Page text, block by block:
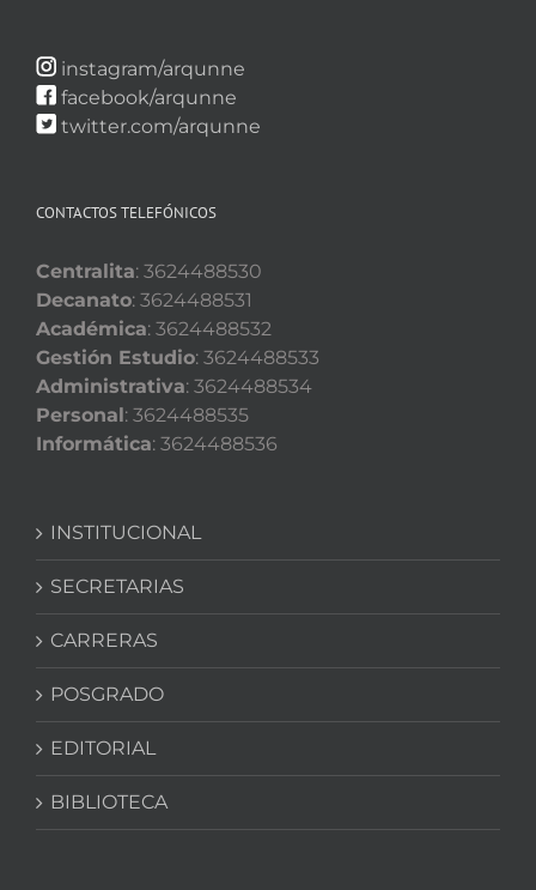
instagram/arqunne
facebook/arqunne
twitter.com/arqunne
CONTACTOS TELEFÓNICOS
Centralita: 3624488530
Decanato: 3624488531
Académica: 3624488532
Gestión Estudio: 3624488533
Administrativa: 3624488534
Personal: 3624488535
Informática: 3624488536
INSTITUCIONAL
SECRETARIAS
CARRERAS
POSGRADO
EDITORIAL
BIBLIOTECA